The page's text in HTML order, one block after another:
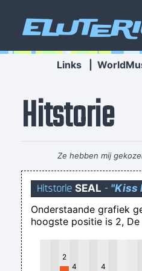
Links
Hitstorie
Ze hebben mij
Dus, effe
Hitstorie SEAL - "Kiss
Onderstaande grafiek
hoogste positie is 2,
2
4 4